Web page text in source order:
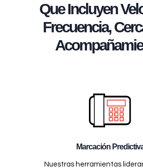
Que Incluyen
Frecuencia,
Marcación
Nuestras herramientas